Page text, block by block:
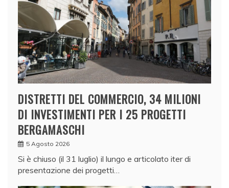
DISTRETTI DEL COMMERCIO, 34 MILIONI
DI INVESTIMENTI PER I 25 PROGETTI
BERGAMASCHI
5 Agosto 2026
Si è chiuso (il 31 luglio) il lungo e articolato iter di
presentazione dei progetti…